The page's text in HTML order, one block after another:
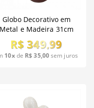
Globo Decorativo em
Metal e Madeira 31cm
R$ 349,99
10xde R$ 35,00sem juros